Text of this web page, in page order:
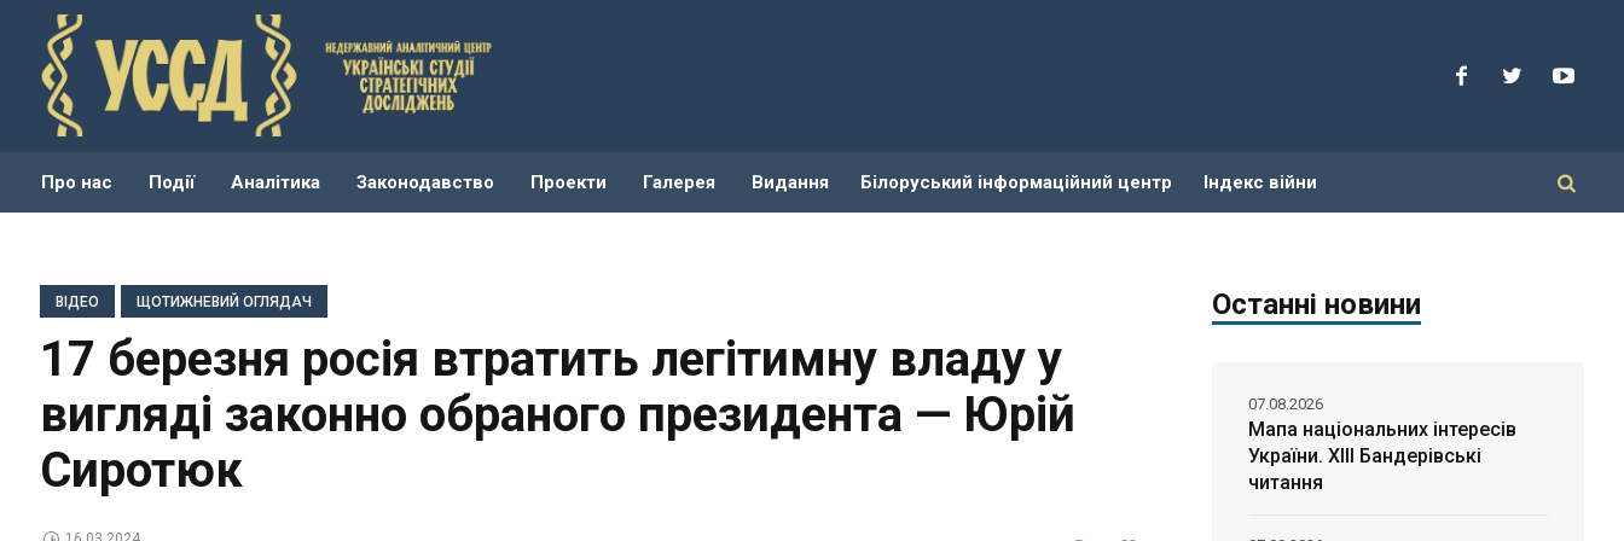
Про нас Події Аналітика Законодавство Проекти Галерея Видання Білоруський інформаційний центр Індекс війни
ВІДЕО ЩОТИЖНЕВИЙ ОГЛЯДАЧ
17 березня росія втратить легітимну владу у
вигляді законно обраного президента — Юрій
Сиротюк
Останні новини
Мапа національних інтересів
України. ХІІІ Бандерівські
читання
07.08.2026